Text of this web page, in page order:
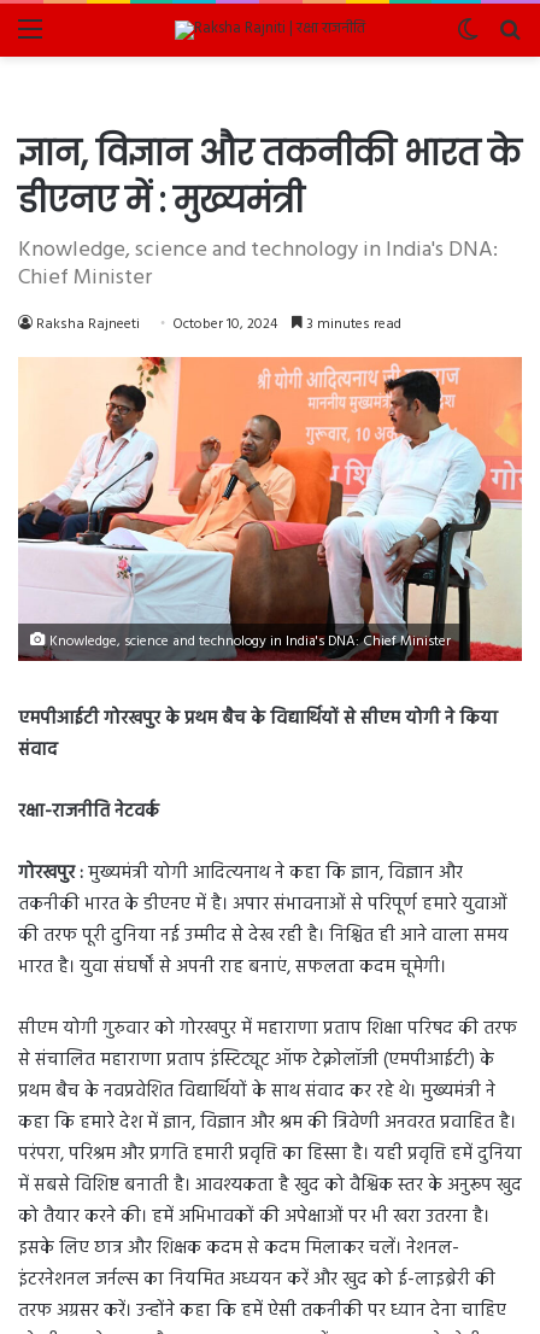
Menu
Switch
skin
ज्ञान, विज्ञान और तकनीकी भारत के
डीएनए में : मुख्यमंत्री
Knowledge, science and technology in India's DNA:
Chief Minister
Raksha Rajneeti October 10, 2024 3 minutes read
Knowledge, science and technology in India's DNA: Chief Minister
एमपीआईटी गोरखपुर के प्रथम बैच के विद्यार्थियों से सीएम योगी ने किया
संवाद
रक्षा-राजनीति नेटवर्क
गोरखपुर :मुख्यमंत्री योगी आदित्यनाथ ने कहा कि ज्ञान, विज्ञान और
तकनीकी भारत के डीएनए में है। अपार संभावनाओं से परिपूर्ण हमारे युवाओं
की तरफ पूरी दुनिया नई उम्मीद से देख रही है। निश्चित ही आने वाला समय
भारत है। युवा संघर्षों से अपनी राह बनाएं, सफलता कदम चूमेगी।
सीएम योगी गुरुवार को गोरखपुर में महाराणा प्रताप शिक्षा परिषद की तरफ
से संचालित महाराणा प्रताप इंस्टिट्यूट ऑफ टेक्नोलॉजी (एमपीआईटी) के
प्रथम बैच के नवप्रवेशित विद्यार्थियों के साथ संवाद कर रहे थे। मुख्यमंत्री ने
कहा कि हमारे देश में ज्ञान, विज्ञान और श्रम की त्रिवेणी अनवरत प्रवाहित है।
परंपरा, परिश्रम और प्रगति हमारी प्रवृत्ति का हिस्सा है। यही प्रवृत्ति हमें दुनिया
में सबसे विशिष्ट बनाती है। आवश्यकता है खुद को वैश्विक स्तर के अनुरूप खुद
को तैयार करने की। हमें अभिभावकों की अपेक्षाओं पर भी खरा उतरना है।
इसके लिए छात्र और शिक्षक कदम से कदम मिलाकर चलें। नेशनल-
इंटरनेशनल जर्नल्स का नियमित अध्ययन करें और खुद को ई-लाइब्रेरी की
तरफ अग्रसर करें। उन्होंने कहा कि हमें ऐसी तकनीकी पर ध्यान देना चाहिए